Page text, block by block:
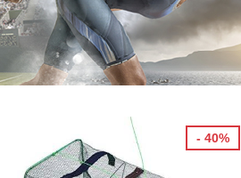
- 40%